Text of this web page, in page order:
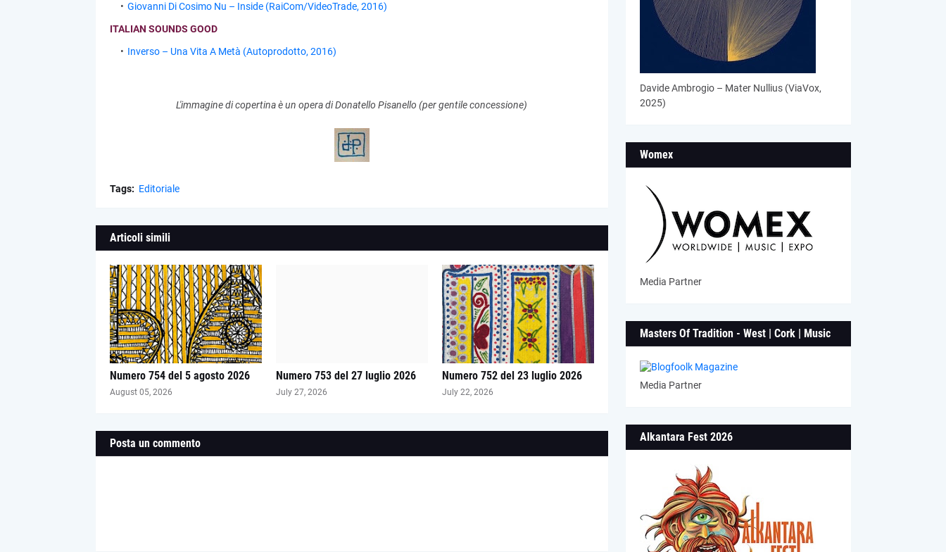
Giovanni Di Cosimo Nu – Inside (RaiCom/VideoTrade, 2016)
ITALIAN SOUNDS GOOD
Inverso – Una Vita A Metà (Autoprodotto, 2016)
L'immagine di copertina è un opera di Donatello Pisanello (per gentile concessione)
Tags: Editoriale
Articoli simili
Numero 754 del 5 agosto 2026
August 05, 2026
Numero 753 del 27 luglio 2026
July 27, 2026
Numero 752 del 23 luglio 2026
July 22, 2026
Posta un commento
Davide Ambrogio – Mater Nullius (ViaVox,
2025)
Womex
Media Partner
Masters Of Tradition - West | Cork | Music
Media Partner
Alkantara Fest 2026